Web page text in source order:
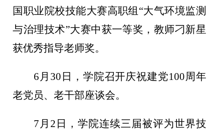
国职业院校技能大赛高职组“大气环境监测
与治理技术”大赛中获一等奖，教师刁新星
获优秀指导老师奖。
6月30日，学院召开庆祝建党100周年
老党员、老干部座谈会。
7月2日，学院连续三届被评为世界技